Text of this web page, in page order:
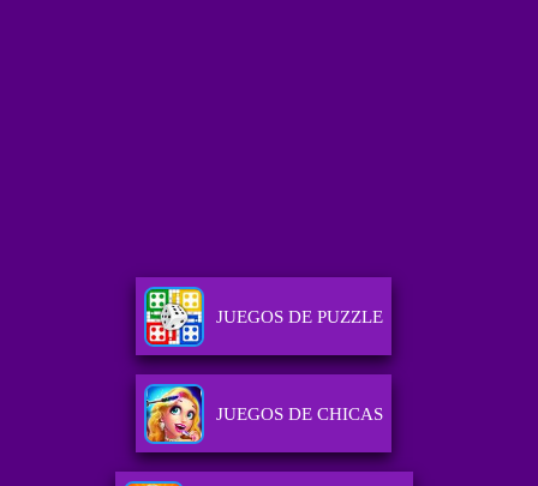
JUEGOS DE PUZZLE
JUEGOS DE CHICAS